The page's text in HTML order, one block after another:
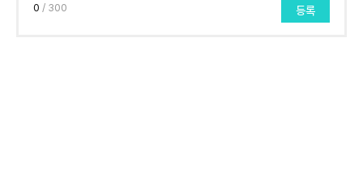
0 / 300 등록